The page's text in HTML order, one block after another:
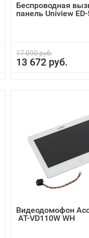
Беспроводная
панель Uniview
17 090 руб.
13 672 руб.
Видеодомофон
AT-VD110W WH